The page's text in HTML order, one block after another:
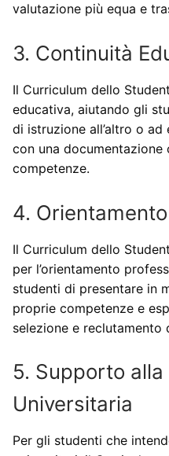
valutazione più equa e
3. Continuità
Il Curriculum dello
educativa, aiutando gli
di istruzione all’altro o
con una
competenze.
4.
Il Curriculum dello
per l’orientamento
studenti di presentare in
proprie competenze e
selezione e reclutamento
5. Supporto alla
Universitaria
Per gli studenti che